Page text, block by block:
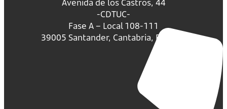
-CDTUC-
Fase A – Local 108-111
39005 Santander, Cantabria, España.